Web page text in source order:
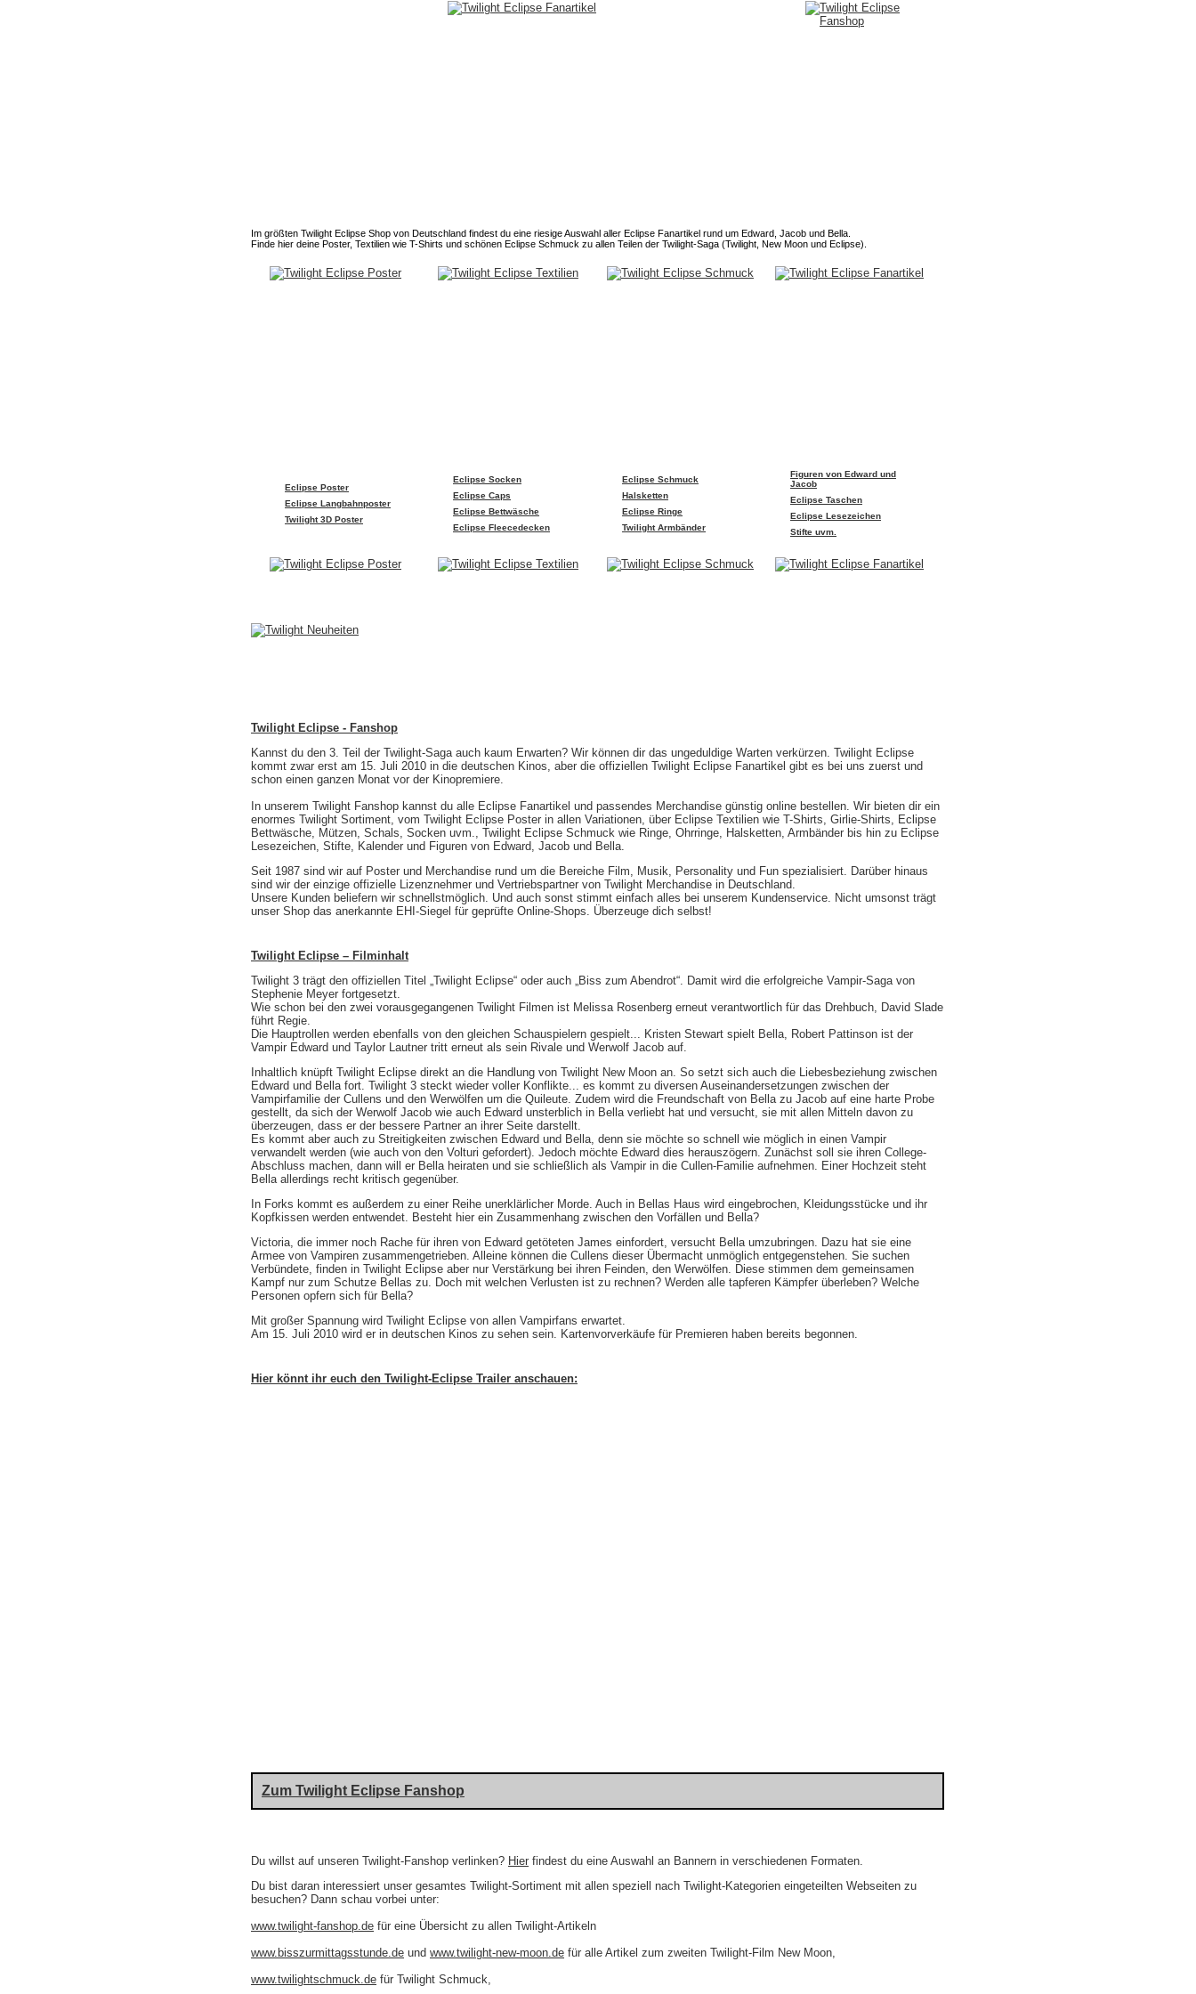
Im größten Twilight Eclipse Shop von Deutschland findest du eine riesige Auswahl aller Eclipse Fanartikel rund um Edward, Jacob und Bella.
Finde hier deine Poster, Textilien wie T-Shirts und schönen Eclipse Schmuck zu allen Teilen der Twilight-Saga (Twilight, New Moon und Eclipse).
Eclipse Poster
Eclipse Langbahnposter
Twilight 3D Poster
Eclipse Socken
Eclipse Caps
Eclipse Bettwäsche
Eclipse Fleecedecken
Eclipse Schmuck
Halsketten
Eclipse Ringe
Twilight Armbänder
Figuren von Edward und
Jacob
Eclipse Taschen
Eclipse Lesezeichen
Stifte uvm.
Twilight Eclipse - Fanshop
Kannst du den 3. Teil der Twilight-Saga auch kaum Erwarten? Wir können dir das ungeduldige Warten verkürzen. Twilight Eclipse
kommt zwar erst am 15. Juli 2010 in die deutschen Kinos, aber die offiziellen Twilight Eclipse Fanartikel gibt es bei uns zuerst und
schon einen ganzen Monat vor der Kinopremiere.
In unserem Twilight Fanshop kannst du alle Eclipse Fanartikel und passendes Merchandise günstig online bestellen. Wir bieten dir ein
enormes Twilight Sortiment, vom Twilight Eclipse Poster in allen Variationen, über Eclipse Textilien wie T-Shirts, Girlie-Shirts, Eclipse
Bettwäsche, Mützen, Schals, Socken uvm., Twilight Eclipse Schmuck wie Ringe, Ohrringe, Halsketten, Armbänder bis hin zu Eclipse
Lesezeichen, Stifte, Kalender und Figuren von Edward, Jacob und Bella.
Seit 1987 sind wir auf Poster und Merchandise rund um die Bereiche Film, Musik, Personality und Fun spezialisiert. Darüber hinaus
sind wir der einzige offizielle Lizenznehmer und Vertriebspartner von Twilight Merchandise in Deutschland.
Unsere Kunden beliefern wir schnellstmöglich. Und auch sonst stimmt einfach alles bei unserem Kundenservice. Nicht umsonst trägt
unser Shop das anerkannte EHI-Siegel für geprüfte Online-Shops. Überzeuge dich selbst!
Twilight Eclipse – Filminhalt
Twilight 3 trägt den offiziellen Titel „Twilight Eclipse“ oder auch „Biss zum Abendrot“. Damit wird die erfolgreiche Vampir-Saga von
Stephenie Meyer fortgesetzt.
Wie schon bei den zwei vorausgegangenen Twilight Filmen ist Melissa Rosenberg erneut verantwortlich für das Drehbuch, David Slade
führt Regie.
Die Hauptrollen werden ebenfalls von den gleichen Schauspielern gespielt... Kristen Stewart spielt Bella, Robert Pattinson ist der
Vampir Edward und Taylor Lautner tritt erneut als sein Rivale und Werwolf Jacob auf.
Inhaltlich knüpft Twilight Eclipse direkt an die Handlung von Twilight New Moon an. So setzt sich auch die Liebesbeziehung zwischen
Edward und Bella fort. Twilight 3 steckt wieder voller Konflikte... es kommt zu diversen Auseinandersetzungen zwischen der
Vampirfamilie der Cullens und den Werwölfen um die Quileute. Zudem wird die Freundschaft von Bella zu Jacob auf eine harte Probe
gestellt, da sich der Werwolf Jacob wie auch Edward unsterblich in Bella verliebt hat und versucht, sie mit allen Mitteln davon zu
überzeugen, dass er der bessere Partner an ihrer Seite darstellt.
Es kommt aber auch zu Streitigkeiten zwischen Edward und Bella, denn sie möchte so schnell wie möglich in einen Vampir
verwandelt werden (wie auch von den Volturi gefordert). Jedoch möchte Edward dies herauszögern. Zunächst soll sie ihren College-
Abschluss machen, dann will er Bella heiraten und sie schließlich als Vampir in die Cullen-Familie aufnehmen. Einer Hochzeit steht
Bella allerdings recht kritisch gegenüber.
In Forks kommt es außerdem zu einer Reihe unerklärlicher Morde. Auch in Bellas Haus wird eingebrochen, Kleidungsstücke und ihr
Kopfkissen werden entwendet. Besteht hier ein Zusammenhang zwischen den Vorfällen und Bella?
Victoria, die immer noch Rache für ihren von Edward getöteten James einfordert, versucht Bella umzubringen. Dazu hat sie eine
Armee von Vampiren zusammengetrieben. Alleine können die Cullens dieser Übermacht unmöglich entgegenstehen. Sie suchen
Verbündete, finden in Twilight Eclipse aber nur Verstärkung bei ihren Feinden, den Werwölfen. Diese stimmen dem gemeinsamen
Kampf nur zum Schutze Bellas zu. Doch mit welchen Verlusten ist zu rechnen? Werden alle tapferen Kämpfer überleben? Welche
Personen opfern sich für Bella?
Mit großer Spannung wird Twilight Eclipse von allen Vampirfans erwartet.
Am 15. Juli 2010 wird er in deutschen Kinos zu sehen sein. Kartenvorverkäufe für Premieren haben bereits begonnen.
Hier könnt ihr euch den Twilight-Eclipse Trailer anschauen:
Zum Twilight Eclipse Fanshop
Du willst auf unseren Twilight-Fanshop verlinken? Hier findest du eine Auswahl an Bannern in verschiedenen Formaten.
Du bist daran interessiert unser gesamtes Twilight-Sortiment mit allen speziell nach Twilight-Kategorien eingeteilten Webseiten zu
besuchen? Dann schau vorbei unter:
www.twilight-fanshop.de für eine Übersicht zu allen Twilight-Artikeln
www.bisszurmittagsstunde.de und www.twilight-new-moon.de für alle Artikel zum zweiten Twilight-Film New Moon,
www.twilightschmuck.de für Twilight Schmuck,